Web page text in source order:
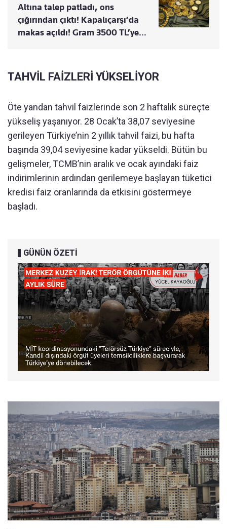
Altına talep patladı, ons
çığırından çıktı! Kapalıçarşı’da
makas açıldı! Gram 3500 TL’ye…
TAHVİL FAİZLERİ YÜKSELİYOR
Öte yandan tahvil faizlerinde son 2 haftalık süreçte
yükseliş yaşanıyor. 28 Ocak’ta 38,07 seviyesine
gerileyen Türkiye’nin 2 yıllık tahvil faizi, bu hafta
başında 39,04 seviyesine kadar yükseldi. Bütün bu
gelişmeler, TCMB’nin aralık ve ocak ayındaki faiz
indirimlerinin ardından gerilemeye başlayan tüketici
kredisi faiz oranlarında da etkisini göstermeye
başladı.
GÜNÜN ÖZETİ